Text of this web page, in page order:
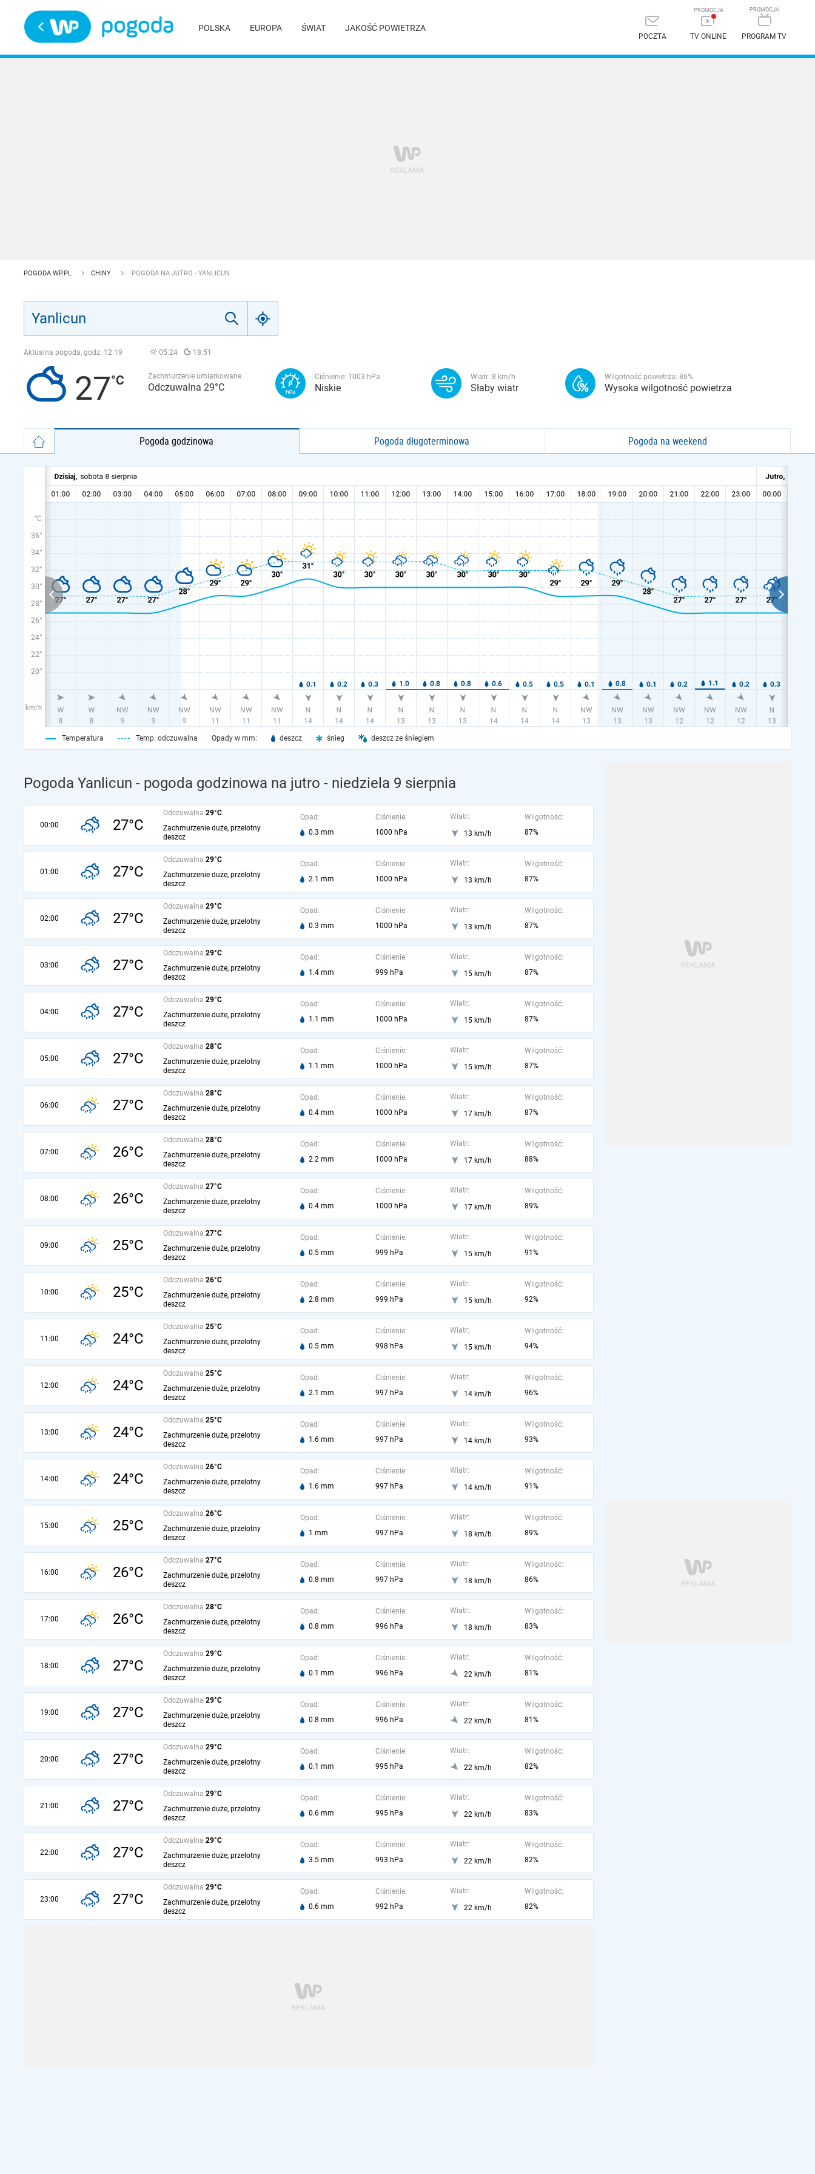
POLSKA EUROPA ŚWIAT JAKOŚĆ POWIETRZA
POCZTA TV ONLINE PROGRAM TV
POGODA WP.PL CHINY POGODA NA JUTRO - YANLICUN
Aktualna pogoda, godz. 12:19 05:24 18:51
27 Zachmurzenie umiarkowane
Odczuwalna 29°C
Ciśnienie: 1003 hPa
Niskie
Wiatr: 8 km/h
Słaby wiatr
Wilgotność powietrza: 86%
Wysoka wilgotność powietrza
Pogoda godzinowa Pogoda długoterminowa Pogoda na weekend
°C
36°
34°
32°
30°
28°
26°
24°
22°
20°
km/h
Temperatura Temp. odczuwalna Opady w mm: deszcz śnieg deszcz ze śniegiem
Pogoda Yanlicun - pogoda godzinowa na jutro - niedziela 9 sierpnia
00:00 27°C
Odczuwalna 29°C
Zachmurzenie duże, przelotny
deszcz
Opad:
0.3 mm
Ciśnienie:
1000 hPa
Wiatr:
13 km/h
Wilgotność:
87%
01:00 27°C
Odczuwalna 29°C
Zachmurzenie duże, przelotny
deszcz
Opad:
2.1 mm
Ciśnienie:
1000 hPa
Wiatr:
13 km/h
Wilgotność:
87%
02:00 27°C
Odczuwalna 29°C
Zachmurzenie duże, przelotny
deszcz
Opad:
0.3 mm
Ciśnienie:
1000 hPa
Wiatr:
13 km/h
Wilgotność:
87%
03:00 27°C
Odczuwalna 29°C
Zachmurzenie duże, przelotny
deszcz
Opad:
1.4 mm
Ciśnienie:
999 hPa
Wiatr:
15 km/h
Wilgotność:
87%
04:00 27°C
Odczuwalna 29°C
Zachmurzenie duże, przelotny
deszcz
Opad:
1.1 mm
Ciśnienie:
1000 hPa
Wiatr:
15 km/h
Wilgotność:
87%
05:00 27°C
Odczuwalna 28°C
Zachmurzenie duże, przelotny
deszcz
Opad:
1.1 mm
Ciśnienie:
1000 hPa
Wiatr:
15 km/h
Wilgotność:
87%
06:00 27°C
Odczuwalna 28°C
Zachmurzenie duże, przelotny
deszcz
Opad:
0.4 mm
Ciśnienie:
1000 hPa
Wiatr:
17 km/h
Wilgotność:
87%
07:00 26°C
Odczuwalna 28°C
Zachmurzenie duże, przelotny
deszcz
Opad:
2.2 mm
Ciśnienie:
1000 hPa
Wiatr:
17 km/h
Wilgotność:
88%
08:00 26°C
Odczuwalna 27°C
Zachmurzenie duże, przelotny
deszcz
Opad:
0.4 mm
Ciśnienie:
1000 hPa
Wiatr:
17 km/h
Wilgotność:
89%
09:00 25°C
Odczuwalna 27°C
Zachmurzenie duże, przelotny
deszcz
Opad:
0.5 mm
Ciśnienie:
999 hPa
Wiatr:
15 km/h
Wilgotność:
91%
10:00 25°C
Odczuwalna 26°C
Zachmurzenie duże, przelotny
deszcz
Opad:
2.8 mm
Ciśnienie:
999 hPa
Wiatr:
15 km/h
Wilgotność:
92%
11:00 24°C
Odczuwalna 25°C
Zachmurzenie duże, przelotny
deszcz
Opad:
0.5 mm
Ciśnienie:
998 hPa
Wiatr:
15 km/h
Wilgotność:
94%
12:00 24°C
Odczuwalna 25°C
Zachmurzenie duże, przelotny
deszcz
Opad:
2.1 mm
Ciśnienie:
997 hPa
Wiatr:
14 km/h
Wilgotność:
96%
13:00 24°C
Odczuwalna 25°C
Zachmurzenie duże, przelotny
deszcz
Opad:
1.6 mm
Ciśnienie:
997 hPa
Wiatr:
14 km/h
Wilgotność:
93%
14:00 24°C
Odczuwalna 26°C
Zachmurzenie duże, przelotny
deszcz
Opad:
1.6 mm
Ciśnienie:
997 hPa
Wiatr:
14 km/h
Wilgotność:
91%
15:00 25°C
Odczuwalna 26°C
Zachmurzenie duże, przelotny
deszcz
Opad:
1 mm
Ciśnienie:
997 hPa
Wiatr:
18 km/h
Wilgotność:
89%
16:00 26°C
Odczuwalna 27°C
Zachmurzenie duże, przelotny
deszcz
Opad:
0.8 mm
Ciśnienie:
997 hPa
Wiatr:
18 km/h
Wilgotność:
86%
17:00 26°C
Odczuwalna 28°C
Zachmurzenie duże, przelotny
deszcz
Opad:
0.8 mm
Ciśnienie:
996 hPa
Wiatr:
18 km/h
Wilgotność:
83%
18:00 27°C
Odczuwalna 29°C
Zachmurzenie duże, przelotny
deszcz
Opad:
0.1 mm
Ciśnienie:
996 hPa
Wiatr:
22 km/h
Wilgotność:
81%
19:00 27°C
Odczuwalna 29°C
Zachmurzenie duże, przelotny
deszcz
Opad:
0.8 mm
Ciśnienie:
996 hPa
Wiatr:
22 km/h
Wilgotność:
81%
20:00 27°C
Odczuwalna 29°C
Zachmurzenie duże, przelotny
deszcz
Opad:
0.1 mm
Ciśnienie:
995 hPa
Wiatr:
22 km/h
Wilgotność:
82%
21:00 27°C
Odczuwalna 29°C
Zachmurzenie duże, przelotny
deszcz
Opad:
0.6 mm
Ciśnienie:
995 hPa
Wiatr:
22 km/h
Wilgotność:
83%
22:00 27°C
Odczuwalna 29°C
Zachmurzenie duże, przelotny
deszcz
Opad:
3.5 mm
Ciśnienie:
993 hPa
Wiatr:
22 km/h
Wilgotność:
82%
23:00 27°C
Odczuwalna 29°C
Zachmurzenie duże, przelotny
deszcz
Opad:
0.6 mm
Ciśnienie:
992 hPa
Wiatr:
22 km/h
Wilgotność:
82%